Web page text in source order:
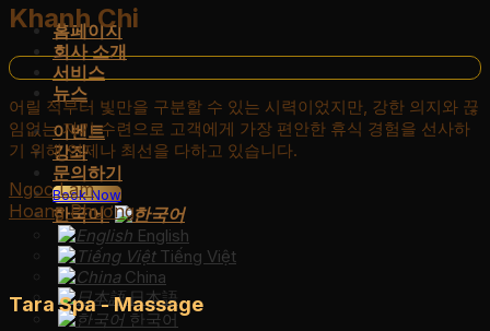
홈페이지
회사 소개
서비스
뉴스
이벤트
강좌
문의하기
Book Now
한국어
English
Tiếng Việt
China
日本語
한국어
Khanh Chi
어릴 적부터 빛만을 구분할 수 있는 시력이었지만, 강한 의지와 끊
임없는 자기 수련으로 고객에게 가장 편안한 휴식 경험을 선사하
기 위해 언제나 최선을 다하고 있습니다.
Ngoc Lam
Hoang Phương
Tara Spa - Massage